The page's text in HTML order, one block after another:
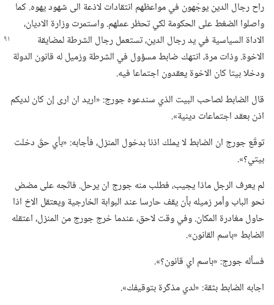
راح رجال الدين يوجّهون في مواعظهم انتقادات لاذعة الى شهود يهوه.‏ كما
واصلوا الضغط على الحكومة لكي تحظر عملهم.‏ واستمرت وزارة الاديان،‏
الاداة السياسية في يد رجال الدين،‏ تستعملرجال الشرطة لمضايقة
الاخوة.‏ وذات مرة،‏ انتهك ضابط مسؤول في الشرطة وزميل له قانون الدولة
ودخلا بيتا كان الاخوة يعقدون اجتماعا فيه.‏
قال الضابط لصاحب البيت الذي سندعوه جورج:‏ «اريد ان ارى إن كان لديكم
اذن بعقد اجتماعات دينية».‏
توقّع جورج ان الضابط لا يملك اذنا بدخول المنزل،‏ فأجابه:‏ «بأي حقّ دخلت
بيتي؟‏».‏
لم يعرف الرجل ماذا يجيب،‏ فطلب منه جورج ان يرحل.‏ فاتّجه على مضض
نحو الباب وأمر زميله بأن يقف حارسا عند البوابة الخارجية ويعتقل الاخ اذا
حاول مغادرة المكان.‏ وفي وقت لاحق،‏ عندما خرج جورج من المنزل،‏ اعتقله
الضابط «باسم القانون».‏
فسأله جورج:‏ «باسم اي قانون؟‏».‏
اجابه الضابط بثقة:‏ «لدي مذكّرة بتوقيفك».‏